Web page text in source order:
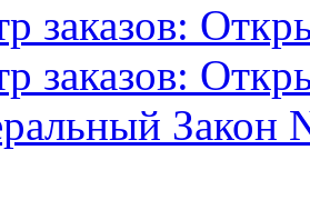
заказов:
заказов:
Закон